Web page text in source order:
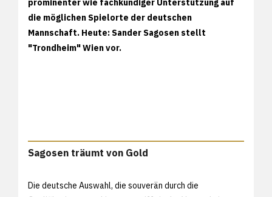
prominenter wie fachkundiger Unterstützung auf
die möglichen Spielorte der deutschen
Mannschaft. Heute: Sander Sagosen stellt
"Trondheim" Wien vor.
Sagosen träumt von Gold
Die deutsche Auswahl, die souverän durch die